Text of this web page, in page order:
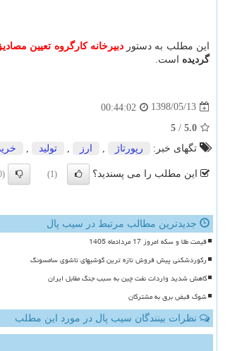
این مطلب به دستوردبیرخانه كارگروه تعیین
گردیده است.
1398/05/13
00:44:02
5.0
/
5
تگهای خبر:
رپورتاژ ارز تولید
این مطلب را می پسندید؟ (1)
(0)
جدیدترین مطالب مرتبط در سیب پال
قیمت طلا و سکه امروز 17 مردادماه 1405
رکوردشکنی پیش فروش تازه ترین گوشیهای تاشوی سامسونگ
کاهش شدید واردات نفت چین به سبب جنگ مقابل ایران
شوک قبض برق به مشترکان
نظرات بینندگان سیب پال در مورد این مطلب